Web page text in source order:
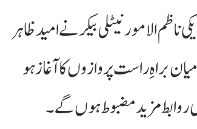
الامور نیٹلی بیکر نے امید ظاہر
براہِ راست پروازوں کا آغاز ہو
مزید مضبوط ہوں گے۔